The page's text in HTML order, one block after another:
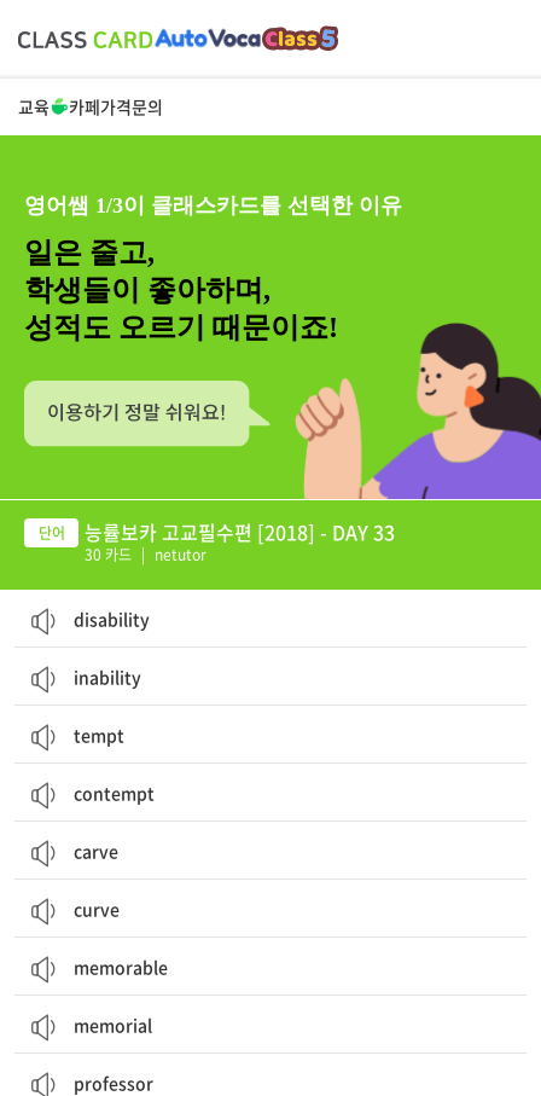
교육 카페가격문의
영어쌤 1/3이 클래스카드를 선택한 이유
일은 줄고,
학생들이 좋아하며,
성적도 오르기 때문이죠!
능률보카 고교필수편 [2018] - DAY 33
30 카드 | netutor
disability
inability
tempt
contempt
carve
curve
memorable
memorial
professor